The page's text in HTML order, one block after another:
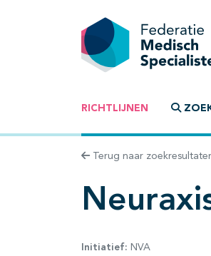
RICHTLIJNEN
Terug naar
Initiatief: NVA